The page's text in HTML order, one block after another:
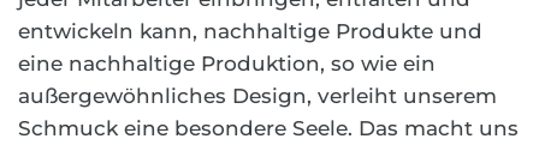
entwickeln kann, nachhaltige Produkte und
eine nachhaltige Produktion, so wie ein
außergewöhnliches Design, verleiht unserem
Schmuck eine besondere Seele. Das macht uns